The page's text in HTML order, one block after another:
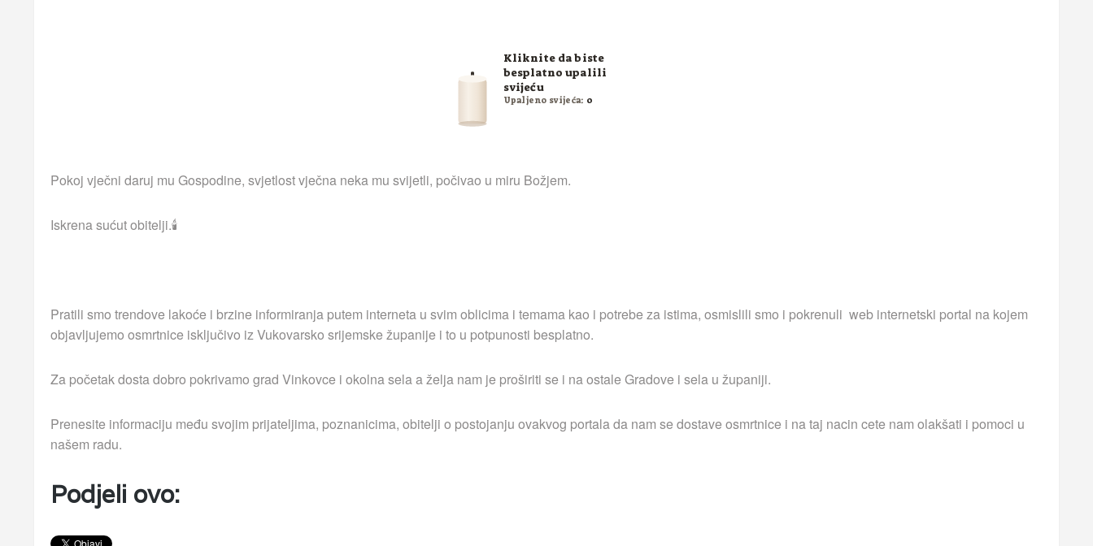
Kliknite da biste
besplatno upalili
svijeću
Upaljeno svijeća: 0
Pokoj vječni daruj mu Gospodine, svjetlost vječna neka mu svijetli, počivao u miru Božjem.
Iskrena sućut obitelji.🕯
Pratili smo trendove lakoće i brzine informiranja putem interneta u svim oblicima i temama kao i potrebe za istima, osmislili smo i pokrenuli web internetski portal na kojem
objavljujemo osmrtnice isključivo iz Vukovarsko srijemske županije i to u potpunosti besplatno.
Za početak dosta dobro pokrivamo grad Vinkovce i okolna sela a želja nam je proširiti se i na ostale Gradove i sela u županiji.
Prenesite informaciju među svojim prijateljima, poznanicima, obitelji o postojanju ovakvog portala da nam se dostave osmrtnice i na taj nacin cete nam olakšati i pomoci u
našem radu.
Podjeli ovo: